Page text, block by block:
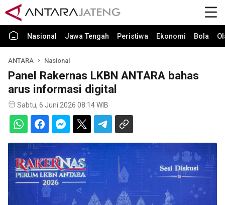
Nasional Jawa Tengah Peristiwa Ekonomi Bola
ANTARA Nasional
Panel Rakernas LKBN ANTARA bahas
arus informasi digital
Sabtu, 6 Juni 2026 08:14 WIB